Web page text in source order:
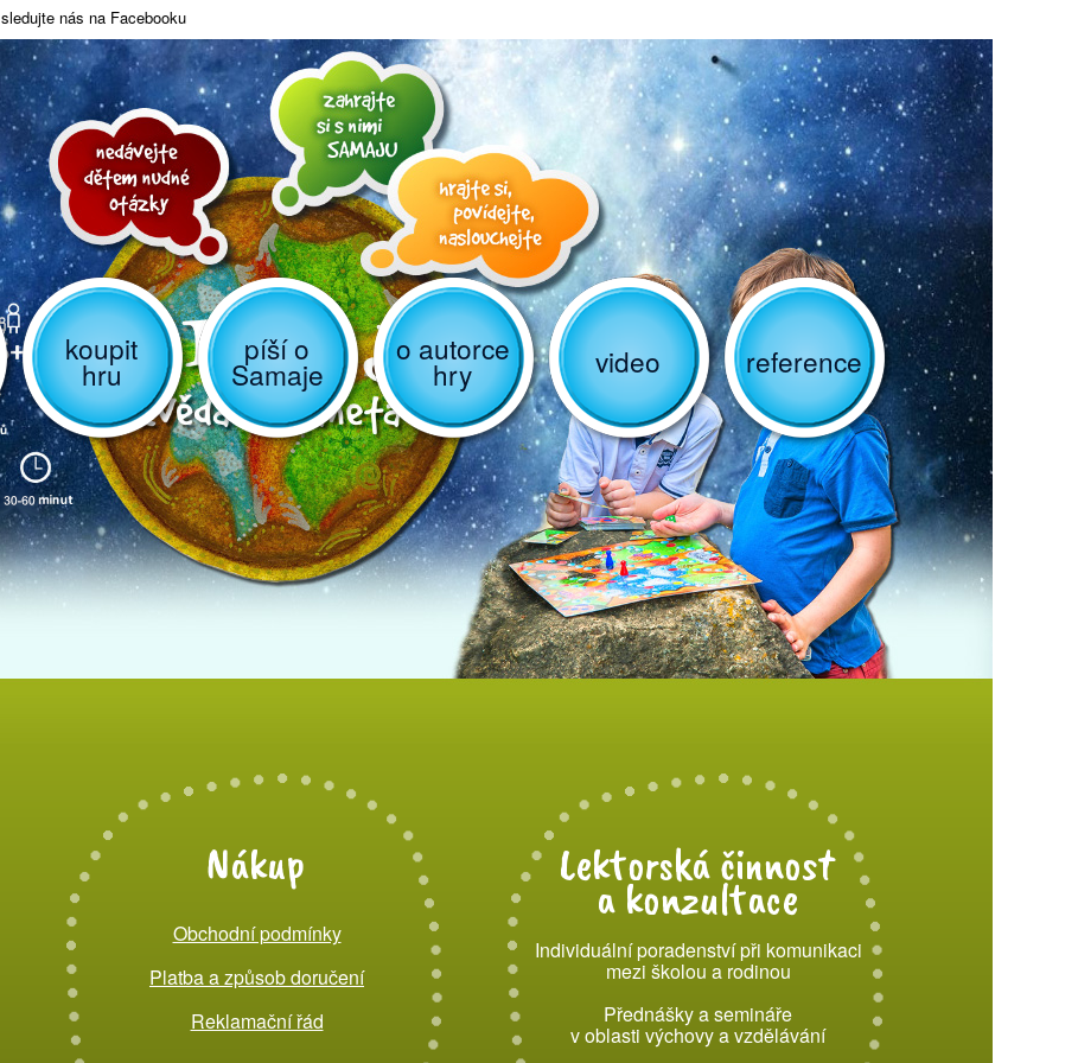
sledujte nás na Facebooku
koupit
hru
píší o
Samaje
o autorce
hry video reference
Nákup
Obchodní podmínky
Platba a způsob doručení
Reklamační řád
Lektorská činnost
a konzultace
Individuální poradenství při komunikaci
mezi školou a rodinou
Přednášky a semináře
v oblasti výchovy a vzdělávání